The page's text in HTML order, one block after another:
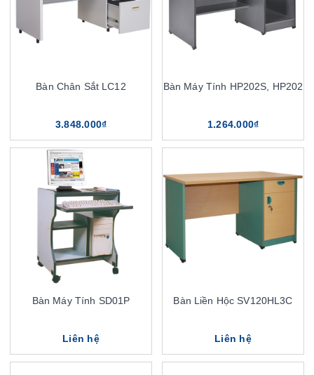
Bàn Chân Sắt LC12
3.848.000₫
Bàn Máy Tính HP202S, HP202
1.264.000₫
Bàn Máy Tính SD01P
Liên hệ
Bàn Liền Hộc SV120HL3C
Liên hệ